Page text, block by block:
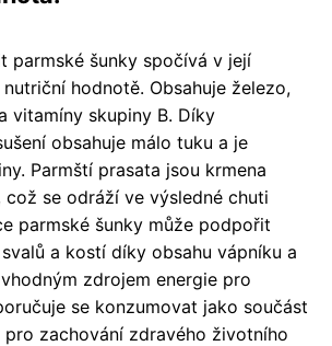
parmské šunky spočívá v její
hodnotě. Obsahuje železo,
vitamíny skupiny B. Díky
obsahuje málo tuku a je
Parmští prasata jsou krmena
což se odráží ve výsledné chuti
parmské šunky může podpořit
a kostí díky obsahu vápníku a
zdrojem energie pro
se konzumovat jako součást
zachování zdravého životního